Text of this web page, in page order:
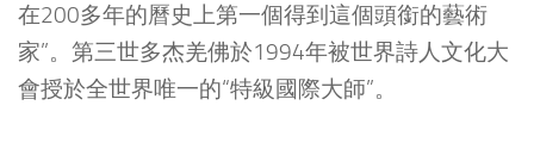
在200多年的曆史上第一個得到這個頭銜的藝術
家”。第三世多杰羌佛於1994年被世界詩人文化大
會授於全世界唯一的“特級國際大師”。